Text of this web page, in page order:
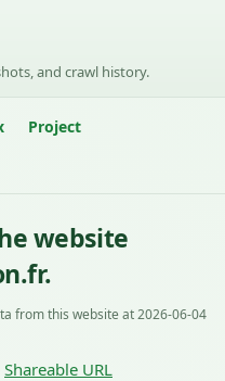
and crawl history.
Project
website
from this website at 2026-06-04
Shareable URL